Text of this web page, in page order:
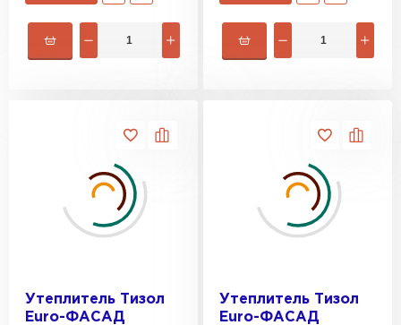
Утеплитель Тизол
Euro-ФАСАД
Утеплитель Тизол
Euro-ФАСАД